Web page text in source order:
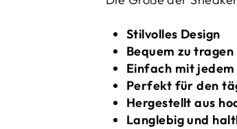
Stilvolles Design
Bequem zu tragen
Einfach mit
Perfekt für den
Hergestellt aus
Langlebig und